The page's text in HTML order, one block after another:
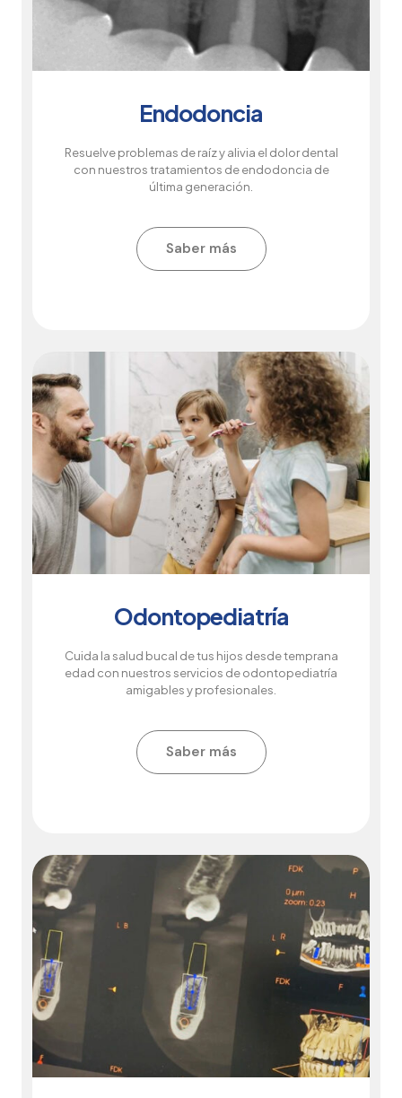
Endodoncia
Resuelve problemas de raíz y alivia el dolor dental
con nuestros tratamientos de endodoncia de
última generación.
Saber más
Odontopediatría
Cuida la salud bucal de tus hijos desde temprana
edad con nuestros servicios de odontopediatría
amigables y profesionales.
Saber más